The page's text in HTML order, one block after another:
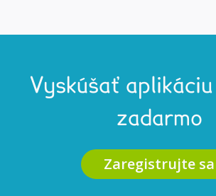
Vyskúšať
zadarmo
Zaregistrujte sa